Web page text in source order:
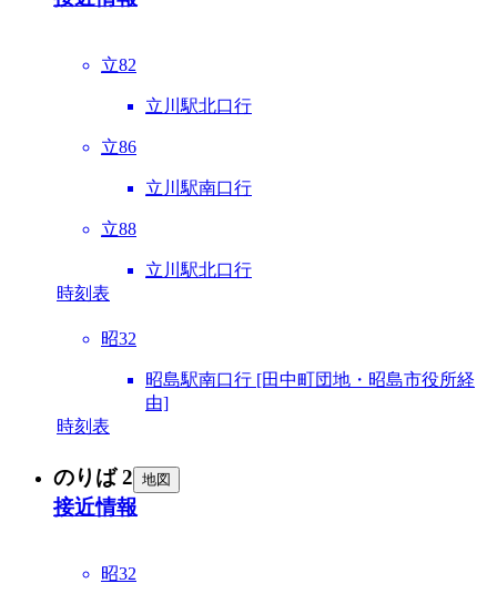
立82
立川駅北口行
立86
立川駅南口行
立88
立川駅北口行
時刻表
昭32
昭島駅南口行 [田中町団地・昭島市役所経
由]
時刻表
のりば 2 地図
接近情報
昭32